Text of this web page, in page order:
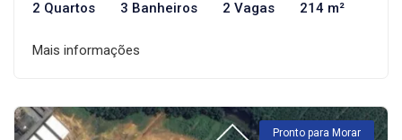
2 Quartos 3 Banheiros 2 Vagas 214 m²
Mais informações
Pronto para Morar